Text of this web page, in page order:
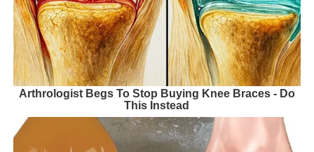
Arthrologist Begs To Stop Buying Knee Braces - Do
This Instead